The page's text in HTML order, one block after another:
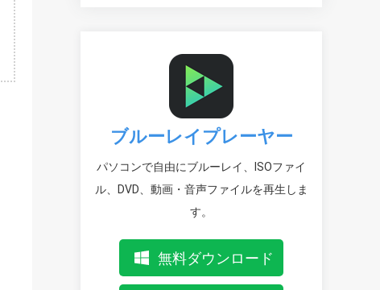
ブルーレイプレーヤー
パソコンで自由にブルーレイ、ISOファイ
ル、DVD、動画・音声ファイルを再生しま
す。
無料ダウンロード